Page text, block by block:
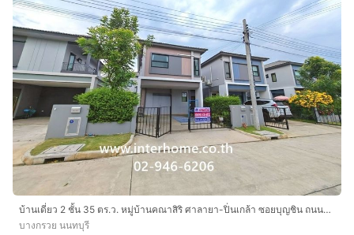
บ้านเดี่ยว 2 ชั้น 35 ตร.ว. หมู่บ้านคณาสิริ ศาลายา-ปิ่นเกล้า ซอยบุญชิน ถนนกาญจนาภิเษก ถนนทางหลวงชนบท1011 บางกรวย นนทบุรี
บางกรวย นนทบุรี